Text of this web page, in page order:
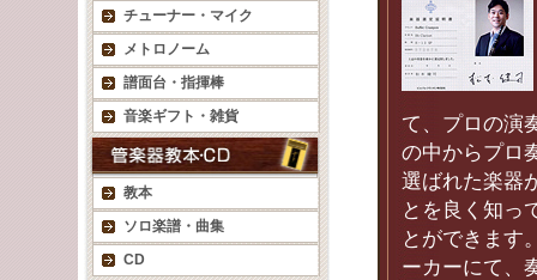
チューナー・マイク
メトロノーム
譜面台・指揮棒
音楽ギフト・雑貨
教本
ソロ楽譜・曲集
CD
て、プロの演
の中からプロ
選ばれた楽器
とを良く知っ
とができます
ーカーにて、